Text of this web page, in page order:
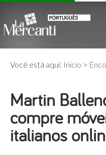
Você está aqui: Início >
Martin
compre
italianos